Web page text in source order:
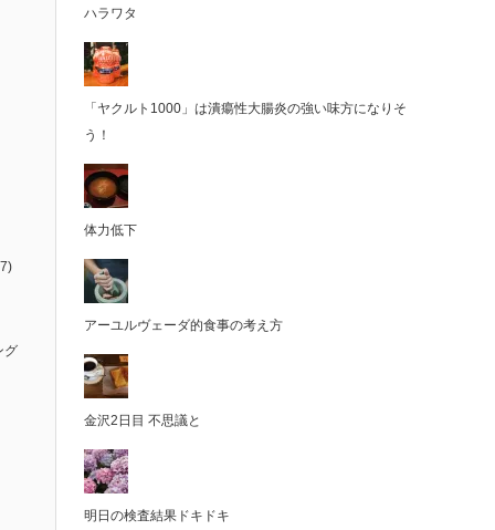
グ
ハラワタ
「ヤクルト1000」は潰瘍性大腸炎の強い味方になりそ
う！
体力低下
アーユルヴェーダ的食事の考え方
金沢2日目 不思議と
明日の検査結果ドキドキ